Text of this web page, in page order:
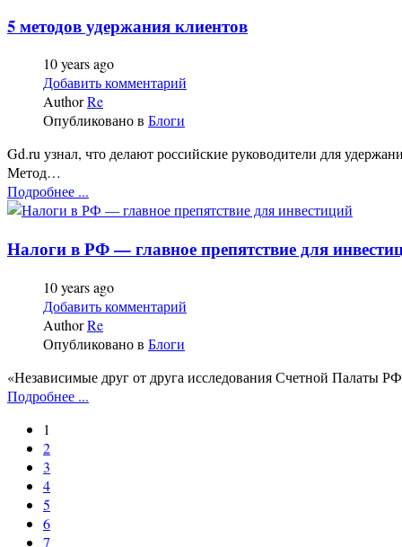
5 методов удержания клиентов
10 years ago
Добавить комментарий
AuthorRe
Опубликовано в Блоги
Gd.ru узнал, что делают российские руководители для
Метод…
Подробнее ...
Налоги в РФ — главное препятствие для
10 years ago
Добавить комментарий
AuthorRe
Опубликовано в Блоги
«Независимые друг от друга исследования Счетной Палаты
Подробнее ...
1
2
3
4
5
6
7